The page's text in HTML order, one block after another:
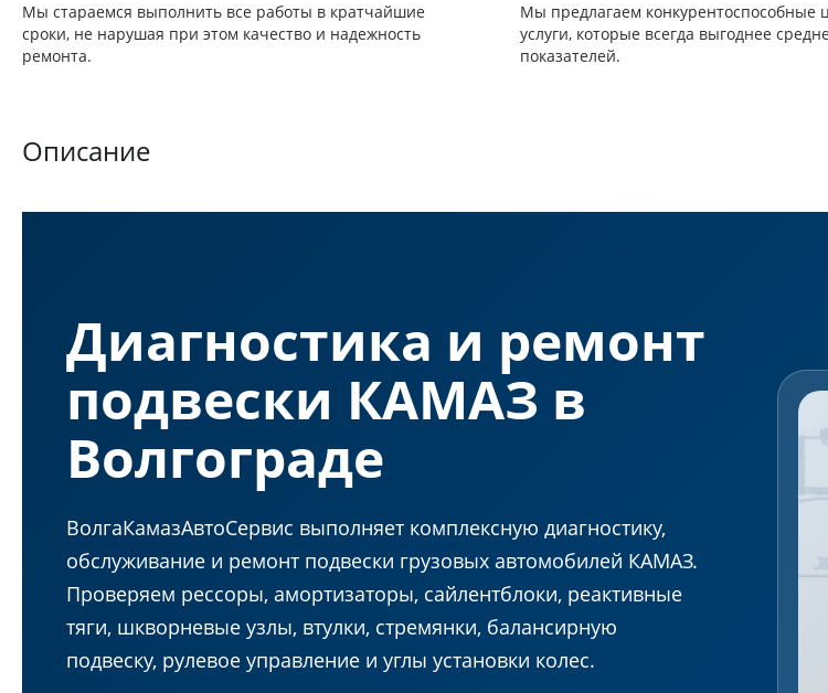
Мы стараемся выполнить все работы в кратчайшие
сроки, не нарушая при этом качество и надежность
ремонта.
Мы предлагаем конкурентоспособные
услуги, которые всегда выгоднее
показателей.
Описание
Диагностика и ремонт
подвески КАМАЗ в
Волгограде
ВолгаКамазАвтоСервис выполняет комплексную диагностику,
обслуживание и ремонт подвески грузовых автомобилей КАМАЗ.
Проверяем рессоры, амортизаторы, сайлентблоки, реактивные
тяги, шкворневые узлы, втулки, стремянки, балансирную
подвеску, рулевое управление и углы установки колес.